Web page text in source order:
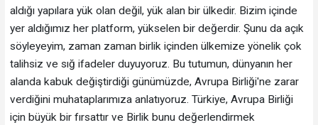
aldığı yapılara yük olan değil, yük alan bir ülkedir. Bizim içinde
yer aldığımız her platform, yükselen bir değerdir. Şunu da açık
söyleyeyim, zaman zaman birlik içinden ülkemize yönelik çok
talihsiz ve sığ ifadeler duyuyoruz. Bu tutumun, dünyanın her
alanda kabuk değiştirdiği günümüzde, Avrupa Birliği'ne zarar
verdiğini muhataplarımıza anlatıyoruz. Türkiye, Avrupa Birliği
için büyük bir fırsattır ve Birlik bunu değerlendirmek